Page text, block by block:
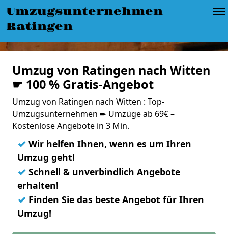
Umzugsunternehmen
Ratingen
Umzug von Ratingen nach Witten
☛ 100 % Gratis-Angebot
Umzug von Ratingen nach Witten : Top-
Umzugsunternehmen ➨ Umzüge ab 69€ –
Kostenlose Angebote in 3 Min.
✓ Wir helfen Ihnen, wenn es um Ihren
Umzug geht!
✓ Schnell & unverbindlich Angebote
erhalten!
✓ Finden Sie das beste Angebot für Ihren
Umzug!